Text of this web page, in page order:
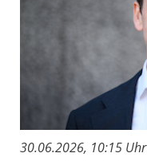
30.06.2026, 10:15 Uhr